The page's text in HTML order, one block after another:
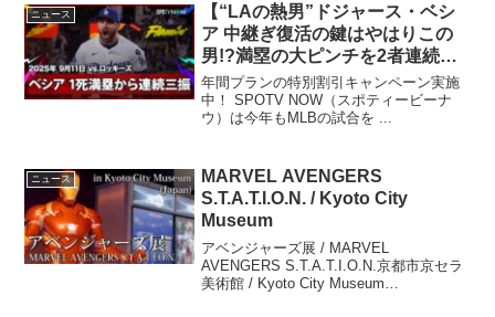
ニュース
【“LAの熱男”ドジャース・ベシ
ア 中継ぎ復活の鍵はやはりこの
男!?満塁の大ピンチを2者連続三
振で切り抜ける！】ロッキーズvs
ドジャース MLB2025シーズン
9.11
年間プランの特別割引キャンペーン実施
中！ SPOTV NOW（スポティービーナ
ウ）は今年もMLBの試合を ...
ニュース
MARVEL AVENGERS
S.T.A.T.I.O.N. / Kyoto City
Museum
アベンジャーズ展 / MARVEL
AVENGERS S.T.A.T.I.O.N.京都市京セラ
美術館 / Kyoto City Museum